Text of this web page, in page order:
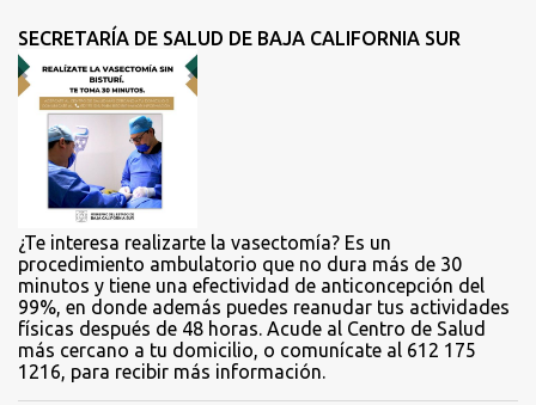
t
a
r
o
SECRETARÍA DE SALUD DE BAJA CALIFORNIA SUR
¿Te interesa realizarte la vasectomía? Es un
procedimiento ambulatorio que no dura más de 30
minutos y tiene una efectividad de anticoncepción del
99%, en donde además puedes reanudar tus actividades
físicas después de 48 horas. Acude al Centro de Salud
más cercano a tu domicilio, o comunícate al 612 175
1216, para recibir más información.